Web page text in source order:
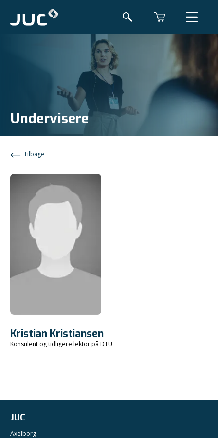
Undervisere
Tilbage
Kristian Kristiansen
Konsulent og tidligere lektor på DTU
JUC
Axelborg